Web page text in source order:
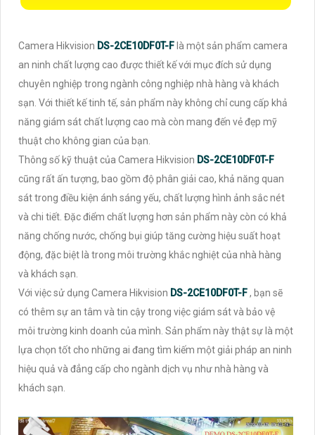
Camera Hikvision DS-2CE10DF0T-F là một sản phẩm camera
an ninh chất lượng cao được thiết kế với mục đích sử dụng
chuyên nghiệp trong ngành công nghiệp nhà hàng và khách
sạn. Với thiết kế tinh tế, sản phẩm này không chỉ cung cấp khả
năng giám sát chất lượng cao mà còn mang đến vẻ đẹp mỹ
thuật cho không gian của bạn.
Thông số kỹ thuật của Camera Hikvision DS-2CE10DF0T-F
cũng rất ấn tượng, bao gồm độ phân giải cao, khả năng quan
sát trong điều kiện ánh sáng yếu, chất lượng hình ảnh sắc nét
và chi tiết. Đặc điểm chất lượng hơn sản phẩm này còn có khả
năng chống nước, chống bụi giúp tăng cường hiệu suất hoạt
động, đặc biệt là trong môi trường khắc nghiệt của nhà hàng
và khách sạn.
Với việc sử dụng Camera Hikvision DS-2CE10DF0T-F, bạn sẽ
có thêm sự an tâm và tin cậy trong việc giám sát và bảo vệ
môi trường kinh doanh của mình. Sản phẩm này thật sự là một
lựa chọn tốt cho những ai đang tìm kiếm một giải pháp an ninh
hiệu quả và đẳng cấp cho ngành dịch vụ như nhà hàng và
khách sạn.